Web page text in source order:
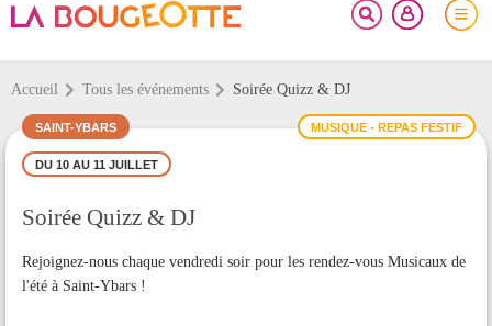
Accueil Tous les événements Soirée Quizz & DJ
MUSIQUE - REPAS FESTIF
SAINT-YBARS
DU 10 AU 11 JUILLET
Soirée Quizz & DJ
Rejoignez-nous chaque vendredi soir pour les rendez-vous Musicaux de
l'été à Saint-Ybars !